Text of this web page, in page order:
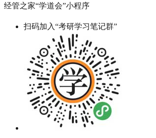
经管之家“学道会”小程序
扫码加入“考研学习笔记群”